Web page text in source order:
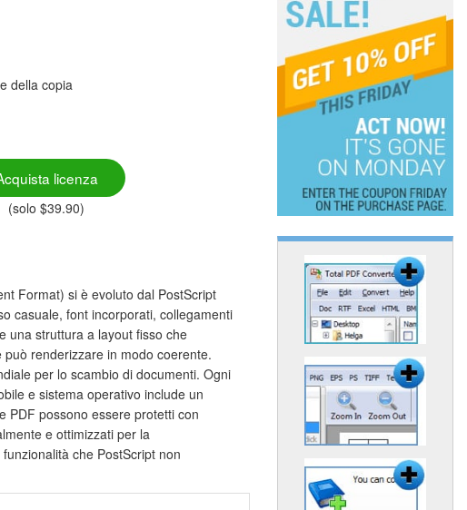
della copia
licenza
(solo $39.90)
Format) si è evoluto dal PostScript
casuale, font incorporati, collegamenti
una struttura a layout fisso che
può renderizzare in modo coerente.
per lo scambio di documenti. Ogni
e sistema operativo include un
PDF possono essere protetti con
e ottimizzati per la
che PostScript non